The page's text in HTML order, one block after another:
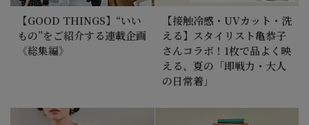
【GOOD THINGS】“いい
もの”をご紹介する連載企画
《総集編》
【接触冷感・UVカット・洗
える】スタイリスト亀恭子
さんコラボ！1枚で品よく映
える、夏の「即戦力・大人
の日常着」